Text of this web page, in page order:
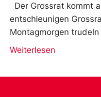
Der Grossrat kommt
entschleunigen
Montagmorgen
Weiterlesen